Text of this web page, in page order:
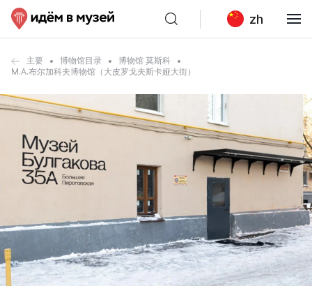
zh
主要 博物馆目录
博物馆 莫斯科
M.A.布尔加科夫博物馆（大皮罗戈夫斯卡娅大街）